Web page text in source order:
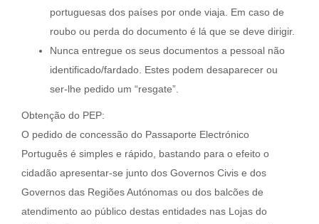
portuguesas dos países por onde viaja. Em caso de
roubo ou perda do documento é lá que se deve dirigir.
Nunca entregue os seus documentos a pessoal não
identificado/fardado. Estes podem desaparecer ou
ser-lhe pedido um “resgate”.
Obtenção do PEP:
O pedido de concessão do Passaporte Electrónico
Português é simples e rápido, bastando para o efeito o
cidadão apresentar-se junto dos Governos Civis e dos
Governos das Regiões Autónomas ou dos balcões de
atendimento ao público destas entidades nas Lojas do